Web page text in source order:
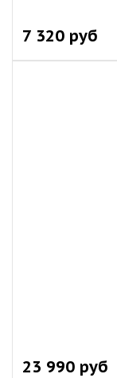
7 320 руб
23 990 руб